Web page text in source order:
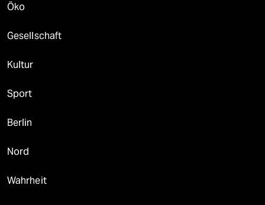
Öko
Gesellschaft
Kultur
Sport
Berlin
Nord
Wahrheit